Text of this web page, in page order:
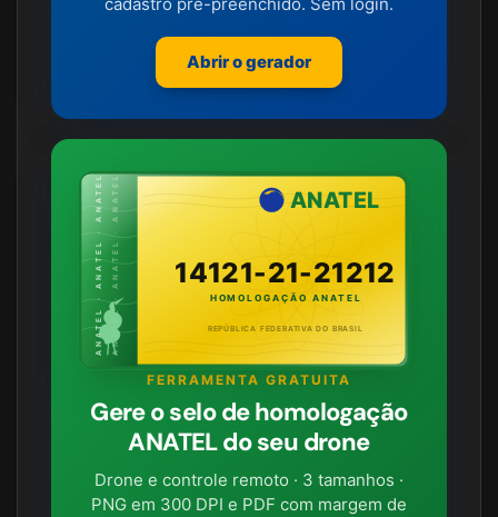
cadastro pré-preenchido. Sem login.
Abrir o gerador
ANATEL · ANATEL · ANATELANATEL · ANATEL · ANATEL ANATEL
14121-21-21212
HOMOLOGAÇÃO ANATEL
REPÚBLICA FEDERATIVA DO BRASIL
FERRAMENTA GRATUITA
Gere o selo de homologação
ANATEL do seu drone
Drone e controle remoto · 3 tamanhos ·
PNG em 300 DPI e PDF com margem de